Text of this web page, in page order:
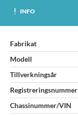
INFO
Fabrikat
Modell
Tillverkningsår
Registreringsnummer
Chassinummer/VIN